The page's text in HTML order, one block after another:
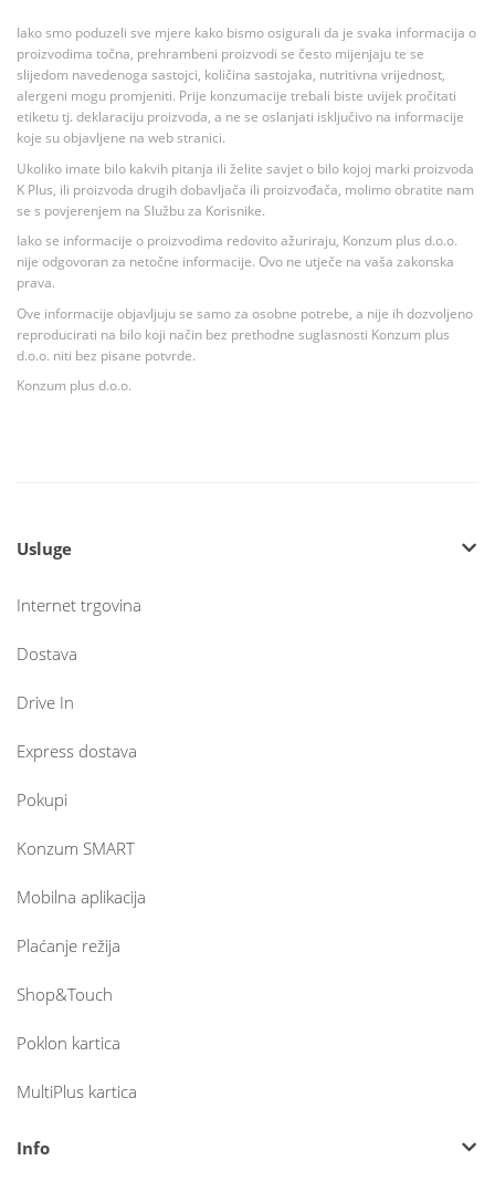
Iako smo poduzeli sve mjere kako bismo osigurali da je svaka informacija o
proizvodima točna, prehrambeni proizvodi se često mijenjaju te se
slijedom navedenoga sastojci, količina sastojaka, nutritivna vrijednost,
alergeni mogu promjeniti. Prije konzumacije trebali biste uvijek pročitati
etiketu tj. deklaraciju proizvoda, a ne se oslanjati isključivo na informacije
koje su objavljene na web stranici.
Ukoliko imate bilo kakvih pitanja ili želite savjet o bilo kojoj marki proizvoda
K Plus, ili proizvoda drugih dobavljača ili proizvođača, molimo obratite nam
se s povjerenjem na Službu za Korisnike.
Iako se informacije o proizvodima redovito ažuriraju, Konzum plus d.o.o.
nije odgovoran za netočne informacije. Ovo ne utječe na vaša zakonska
prava.
Ove informacije objavljuju se samo za osobne potrebe, a nije ih dozvoljeno
reproducirati na bilo koji način bez prethodne suglasnosti Konzum plus
d.o.o. niti bez pisane potvrde.
Konzum plus d.o.o.
Usluge
Internet trgovina
Dostava
Drive In
Express dostava
Pokupi
Konzum SMART
Mobilna aplikacija
Plaćanje režija
Shop&Touch
Poklon kartica
MultiPlus kartica
Info